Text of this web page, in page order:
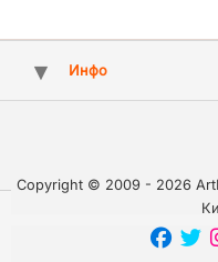
Инфо
Copyright © 2009 - 2026